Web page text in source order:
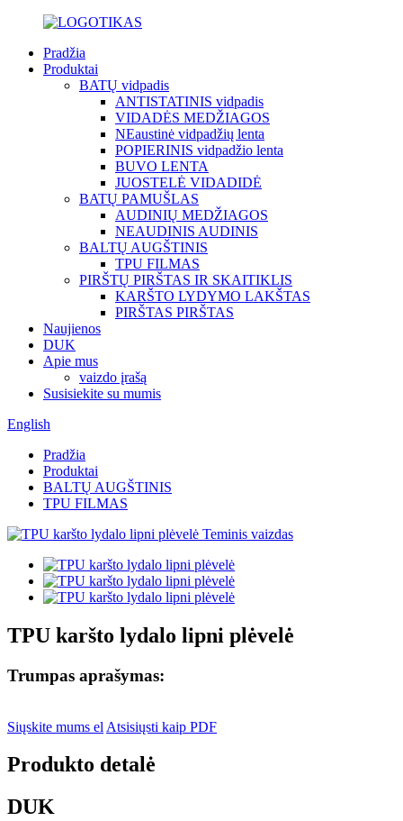
Pradžia
Produktai
BATŲ vidpadis
ANTISTATINIS vidpadis
VIDADĖS MEDŽIAGOS
NEaustinė vidpadžių lenta
POPIERINIS vidpadžio lenta
BUVO LENTA
JUOSTELĖ VIDADIDĖ
BATŲ PAMUŠLAS
AUDINIŲ MEDŽIAGOS
NEAUDINIS AUDINIS
BALTŲ AUGŠTINIS
TPU FILMAS
PIRŠTŲ PIRŠTAS IR SKAITIKLIS
KARŠTO LYDYMO LAKŠTAS
PIRŠTAS PIRŠTAS
Naujienos
DUK
Apie mus
vaizdo įrašą
Susisiekite su mumis
English
Pradžia
Produktai
BALTŲ AUGŠTINIS
TPU FILMAS
TPU karšto lydalo lipni plėvelė
Trumpas aprašymas:
Siųskite mums el Atsisiųsti kaip PDF
Produkto detalė
DUK